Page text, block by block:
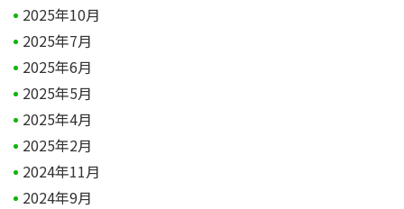
2025年10月
2025年7月
2025年6月
2025年5月
2025年4月
2025年2月
2024年11月
2024年9月